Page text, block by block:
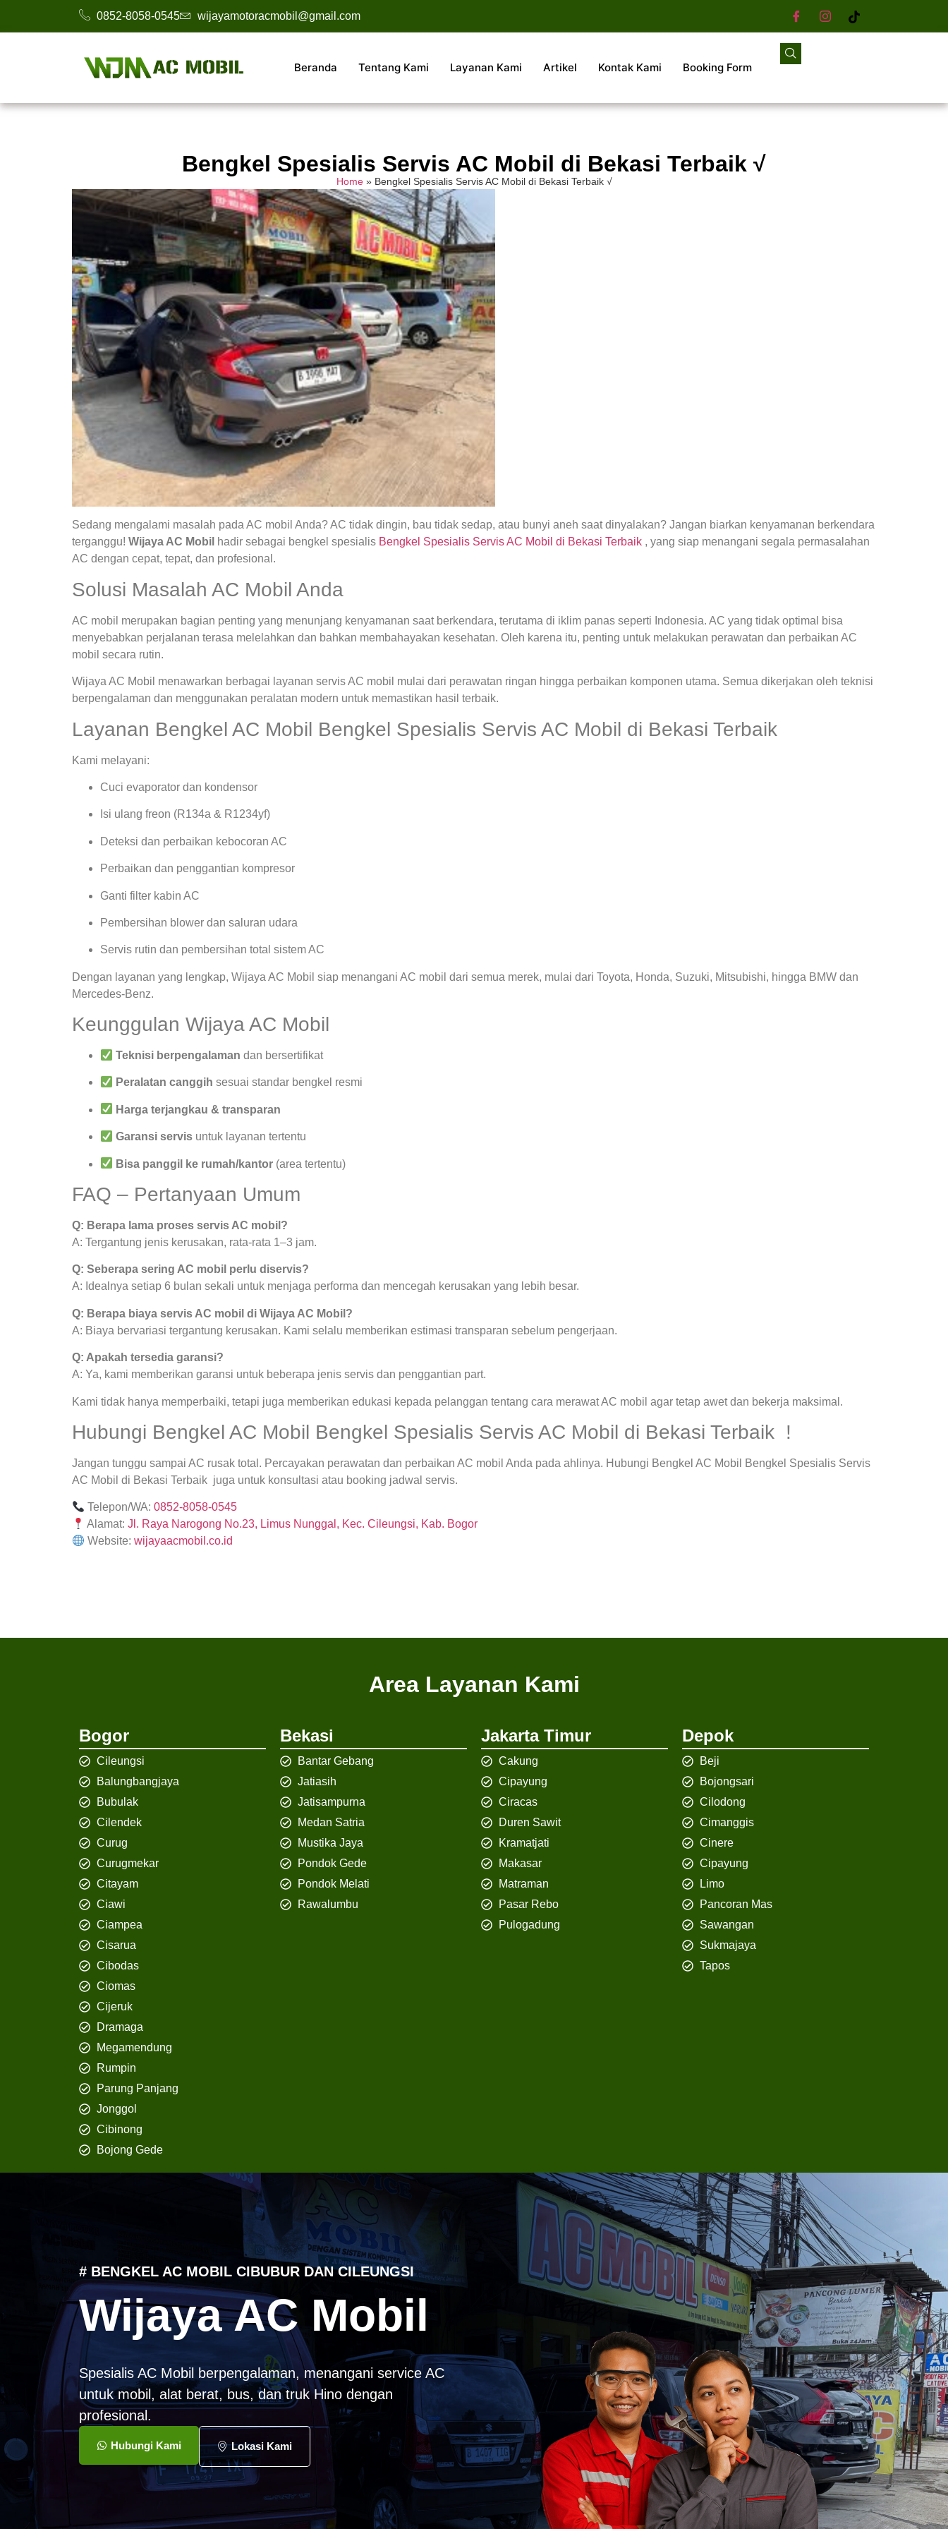
0852-8058-0545 wijayamotoracmobil@gmail.com
Beranda Tentang Kami Layanan Kami Artikel Kontak Kami Booking Form
Bengkel Spesialis Servis AC Mobil di Bekasi Terbaik √
Home» Bengkel Spesialis Servis AC Mobil di Bekasi Terbaik √
Sedang mengalami masalah pada AC mobil Anda? AC tidak dingin, bau tidak sedap, atau bunyi aneh saat dinyalakan? Jangan biarkan kenyamanan berkendara
terganggu! Wijaya AC Mobil hadir sebagai bengkel spesialis Bengkel Spesialis Servis AC Mobil di Bekasi Terbaik , yang siap menangani segala permasalahan
AC dengan cepat, tepat, dan profesional.
Solusi Masalah AC Mobil Anda
AC mobil merupakan bagian penting yang menunjang kenyamanan saat berkendara, terutama di iklim panas seperti Indonesia. AC yang tidak optimal bisa
menyebabkan perjalanan terasa melelahkan dan bahkan membahayakan kesehatan. Oleh karena itu, penting untuk melakukan perawatan dan perbaikan AC
mobil secara rutin.
Wijaya AC Mobil menawarkan berbagai layanan servis AC mobil mulai dari perawatan ringan hingga perbaikan komponen utama. Semua dikerjakan oleh teknisi
berpengalaman dan menggunakan peralatan modern untuk memastikan hasil terbaik.
Layanan Bengkel AC Mobil Bengkel Spesialis Servis AC Mobil di Bekasi Terbaik
Kami melayani:
Cuci evaporator dan kondensor
Isi ulang freon (R134a & R1234yf)
Deteksi dan perbaikan kebocoran AC
Perbaikan dan penggantian kompresor
Ganti filter kabin AC
Pembersihan blower dan saluran udara
Servis rutin dan pembersihan total sistem AC
Dengan layanan yang lengkap, Wijaya AC Mobil siap menangani AC mobil dari semua merek, mulai dari Toyota, Honda, Suzuki, Mitsubishi, hingga BMW dan
Mercedes-Benz.
Keunggulan Wijaya AC Mobil
Teknisi berpengalaman dan bersertifikat
Peralatan canggih sesuai standar bengkel resmi
Harga terjangkau & transparan
Garansi servis untuk layanan tertentu
Bisa panggil ke rumah/kantor (area tertentu)
FAQ – Pertanyaan Umum
Q: Berapa lama proses servis AC mobil?
A: Tergantung jenis kerusakan, rata-rata 1–3 jam.
Q: Seberapa sering AC mobil perlu diservis?
A: Idealnya setiap 6 bulan sekali untuk menjaga performa dan mencegah kerusakan yang lebih besar.
Q: Berapa biaya servis AC mobil di Wijaya AC Mobil?
A: Biaya bervariasi tergantung kerusakan. Kami selalu memberikan estimasi transparan sebelum pengerjaan.
Q: Apakah tersedia garansi?
A: Ya, kami memberikan garansi untuk beberapa jenis servis dan penggantian part.
Kami tidak hanya memperbaiki, tetapi juga memberikan edukasi kepada pelanggan tentang cara merawat AC mobil agar tetap awet dan bekerja maksimal.
Hubungi Bengkel AC Mobil Bengkel Spesialis Servis AC Mobil di Bekasi Terbaik !
Jangan tunggu sampai AC rusak total. Percayakan perawatan dan perbaikan AC mobil Anda pada ahlinya. Hubungi Bengkel AC Mobil Bengkel Spesialis Servis
AC Mobil di Bekasi Terbaik juga untuk konsultasi atau booking jadwal servis.
Telepon/WA:0852-8058-0545
Alamat:Jl. Raya Narogong No.23, Limus Nunggal, Kec. Cileungsi, Kab. Bogor
Website:wijayaacmobil.co.id
Area Layanan Kami
Bogor
Cileungsi
Balungbangjaya
Bubulak
Cilendek
Curug
Curugmekar
Citayam
Ciawi
Ciampea
Cisarua
Cibodas
Ciomas
Cijeruk
Dramaga
Megamendung
Rumpin
Parung Panjang
Jonggol
Cibinong
Bojong Gede
Bekasi
Bantar Gebang
Jatiasih
Jatisampurna
Medan Satria
Mustika Jaya
Pondok Gede
Pondok Melati
Rawalumbu
Jakarta Timur
Cakung
Cipayung
Ciracas
Duren Sawit
Kramatjati
Makasar
Matraman
Pasar Rebo
Pulogadung
Depok
Beji
Bojongsari
Cilodong
Cimanggis
Cinere
Cipayung
Limo
Pancoran Mas
Sawangan
Sukmajaya
Tapos
# BENGKEL AC MOBIL CIBUBUR DAN CILEUNGSI
Wijaya AC Mobil
Spesialis AC Mobil berpengalaman, menangani service AC
untuk mobil, alat berat, bus, dan truk Hino dengan
profesional.
Hubungi Kami Lokasi Kami